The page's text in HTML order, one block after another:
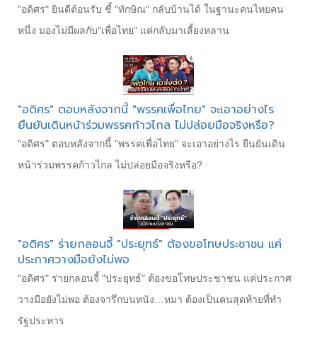
"อดิศร" ยินดีต้อนรับ ชี้ "ทักษิณ" กลับบ้านได้ ในฐานะคนไทยคน
หนึ่ง มองไม่มีผลกับ"เพื่อไทย" แค่กลับมาเลี้ยงหลาน
"อดิศร" ตอบหลังจากนี้ "พรรคเพื่อไทย" จะเอาอย่างไร
ยืนยันเดินหน้าร่วมพรรคก้าวไกล ไม่ปล่อยมือจริงหรือ?
"อดิศร" ตอบหลังจากนี้ "พรรคเพื่อไทย" จะเอาอย่างไร ยืนยันเดิน
หน้าร่วมพรรคก้าวไกล ไม่ปล่อยมือจริงหรือ?
"อดิศร" ร่ายกลอนจี้ "ประยุทธ์" ต้องขอโทษประชาชน แค่
ประกาศวางมือยังไม่พอ
"อดิศร" ร่ายกลอนจี้ "ประยุทธ์" ต้องขอโทษประชาชน แค่ประกาศ
วางมือยังไม่พอ ต้องจารึกบนหนัง…หมา ต้องเป็นคนสุดท้ายที่ทำ
รัฐประหาร